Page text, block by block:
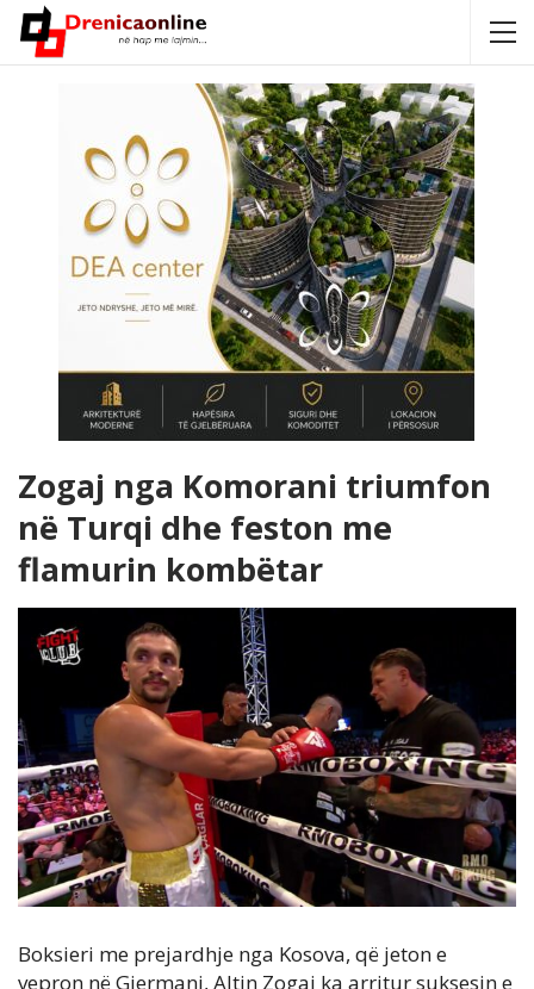
Zogaj nga Komorani triumfon
në Turqi dhe feston me
flamurin kombëtar
Boksieri me prejardhje nga Kosova, që jeton e
vepron në Gjermani, Altin Zogaj ka arritur suksesin e